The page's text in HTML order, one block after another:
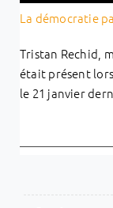
La démocratie
Tristan Rechid,
était présent
le 21 janvier